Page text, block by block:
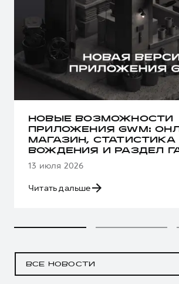
НОВЫЕ ВОЗМОЖНОСТИ
ПРИЛОЖЕНИЯ GWM:
МАГАЗИН, СТАТИСТИКА
ВОЖДЕНИЯ И РАЗДЕЛ
13 июля 2026
Читать дальше
ВСЕ НОВОСТИ